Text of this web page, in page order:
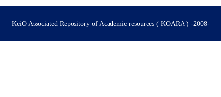
KeiO Associated Repository of Academic resources ( KOARA ) -2008-